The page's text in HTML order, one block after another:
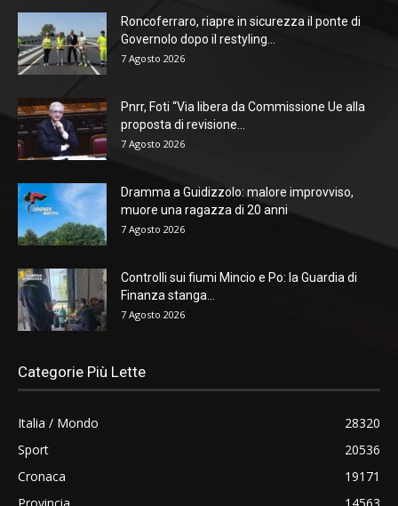
Roncoferraro, riapre in sicurezza il ponte di
Governolo dopo il restyling...
7 Agosto 2026
Pnrr, Foti “Via libera da Commissione Ue alla
proposta di revisione...
7 Agosto 2026
Dramma a Guidizzolo: malore improvviso,
muore una ragazza di 20 anni
7 Agosto 2026
Controlli sui fiumi Mincio e Po: la Guardia di
Finanza stanga...
7 Agosto 2026
Categorie Più Lette
Italia / Mondo
28320
Sport
20536
Cronaca
19171